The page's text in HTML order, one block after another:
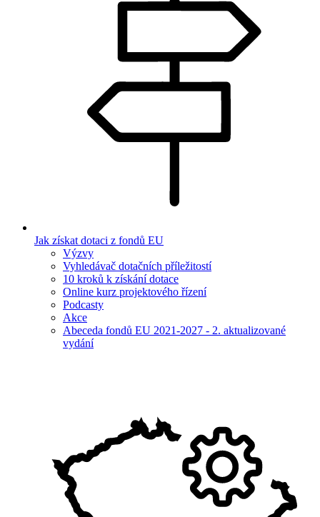
Jak získat dotaci z fondů EU
Výzvy
Vyhledávač dotačních příležitostí
10 kroků k získání dotace
Online kurz projektového řízení
Podcasty
Akce
Abeceda fondů EU 2021-2027 - 2. aktualizované
vydání